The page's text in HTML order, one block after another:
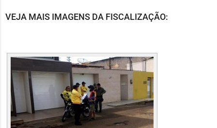
VEJA MAIS IMAGENS DA FISCALIZAÇÃO: